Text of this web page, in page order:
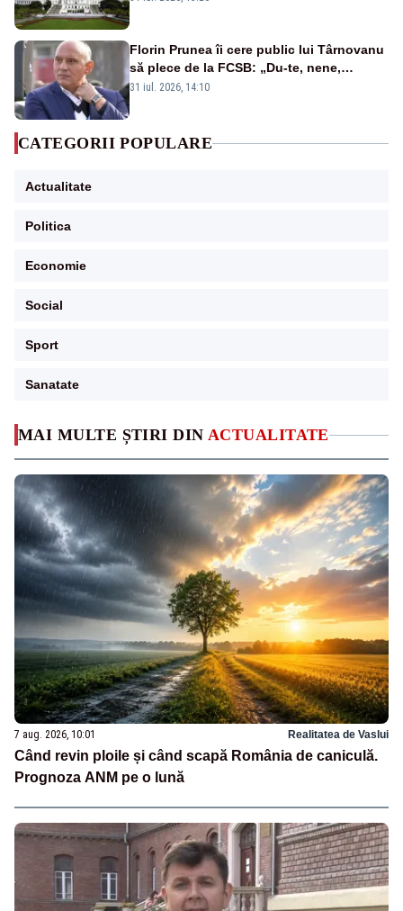
MAI MULTE ȘTIRI DIN ACTUALITATE
7 aug. 2026, 10:01 Realitatea de Vaslui
Când revin ploile și când scapă România de caniculă.
Prognoza ANM pe o lună
Florin Prunea îi cere public lui Târnovanu
să plece de la FCSB: „Du-te, nene,
învârtindu-te!”
31 iul. 2026, 14:10
CATEGORII POPULARE
Actualitate
Politica
Economie
Social
Sport
Sanatate